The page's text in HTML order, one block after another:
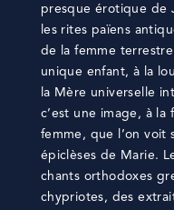
presque érotique de
les rites païens
de la femme
unique enfant, à la
la Mère universelle
c’est une image, à
femme, que l’on voit
épiclèses de Marie.
chants orthodoxes
chypriotes, des